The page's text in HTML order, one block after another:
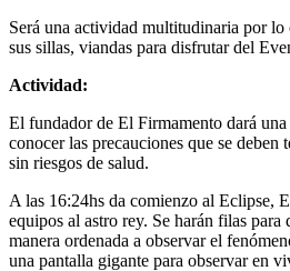
Será una actividad multitudinaria por
sus sillas, viandas para disfrutar del
Actividad:
El fundador de El Firmamento dará
conocer las precauciones que se deben
sin riesgos de salud.
A las 16:24hs da comienzo al Eclipse,
equipos al astro rey. Se harán filas para
manera ordenada a observar el
una pantalla gigante para observar en